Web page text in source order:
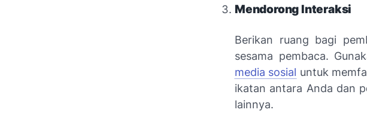
Mendorong Interaksi
Berikan ruang bagi
sesama pembaca.
media sosial untuk
ikatan antara Anda dan
lainnya.